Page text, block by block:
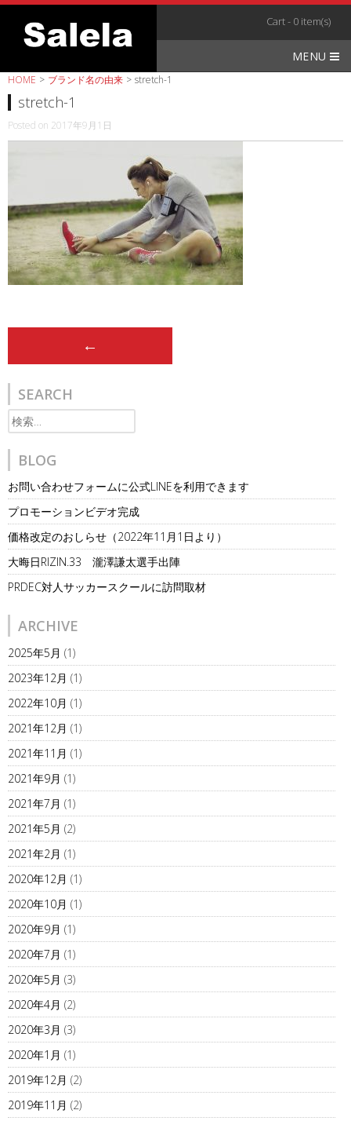
Skip
content
Cart - 0 item(s)
MENU
HOME > ブランド名の由来 > stretch-1
stretch-1
Posted on 2017年9月1日
navigation
←
SEARCH
検
索:
BLOG
お問い合わせフォームに公式LINEを利用できます
プロモーションビデオ完成
価格改定のおしらせ（2022年11月1日より）
大晦日RIZIN.33 瀧澤謙太選手出陣
PRDEC対人サッカースクールに訪問取材
ARCHIVE
2025年5月 (1)
2023年12月 (1)
2022年10月 (1)
2021年12月 (1)
2021年11月 (1)
2021年9月 (1)
2021年7月 (1)
2021年5月 (2)
2021年2月 (1)
2020年12月 (1)
2020年10月 (1)
2020年9月 (1)
2020年7月 (1)
2020年5月 (3)
2020年4月 (2)
2020年3月 (3)
2020年1月 (1)
2019年12月 (2)
2019年11月 (2)